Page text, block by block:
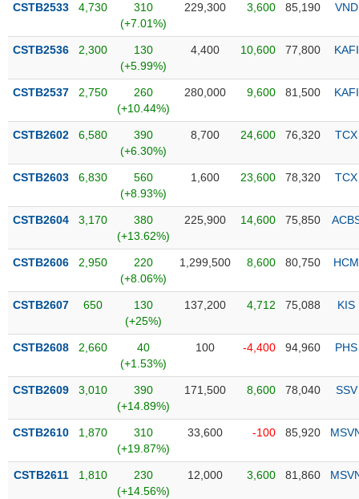
thái
phiếu
mô
thị
Niêm
Niêm
mới
yết
sung
niêm
yết
Theo
dõi
biệt
CSTB2533 4,730
310
(+7.01%)
229,300 3,600 85,190 VND
CSTB2536 2,300
130
(+5.99%)
4,400 10,600 77,800 KAFI
CSTB2537 2,750
260
(+10.44%)
280,000 9,600 81,500 KAFI
CSTB2602 6,580
390
(+6.30%)
8,700 24,600 76,320 TCX
CSTB2603 6,830
560
(+8.93%)
1,600 23,600 78,320 TCX
CSTB2604 3,170
380
(+13.62%)
225,900 14,600 75,850
CSTB2606 2,950
220
(+8.06%)
1,299,500 8,600 80,750 HCM
CSTB2607 650
130
(+25%)
137,200 4,712 75,088 KIS
CSTB2608 2,660
40
(+1.53%)
100 -4,400 94,960 PHS
CSTB2609 3,010
390
(+14.89%)
171,500 8,600 78,040 SSV
CSTB2610 1,870
310
(+19.87%)
33,600 -100 85,920
CSTB2611 1,810
230
(+14.56%)
12,000 3,600 81,860
NGÀNH
DOANH
NGHIỆP
PHIẾU
PHÁI
TRÁI
CÔNG
ĐẦU
TƯ